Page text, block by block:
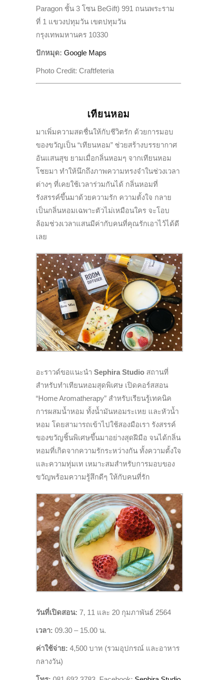
Paragon ชั้น 3 โซน BeGift) 991 ถนนพระราม
ที่ 1 แขวงปทุมวัน เขตปทุมวัน
กรุงเทพมหานคร 10330
ปักหมุด: Google Maps
Photo Credit: Craftfeteria
เทียนหอม
มาเพิ่มความสดชื่นให้กับชีวิตรัก ด้วยการมอบ
ของขวัญเป็น “เทียนหอม” ช่วยสร้างบรรยากาศ
อันแสนสุข ยามเมื่อกลิ่นหอมๆ จากเทียนหอม
โชยมา ทำให้นึกถึงภาพความทรงจำในช่วงเวลา
ต่างๆ ที่เคยใช้เวลาร่วมกันได้ กลิ่นหอมที่
รังสรรค์ขึ้นมาด้วยความรัก ความตั้งใจ กลาย
เป็นกลิ่นหอมเฉพาะตัวไม่เหมือนใคร จะโอบ
ล้อมช่วงเวลาแสนมีค่ากับคนที่คุณรักเอาไว้ได้ดี
เลย
อะราวด์ขอแนะนำ Sephira Studio สถานที่
สำหรับทำเทียนหอมสุดพิเศษ เปิดคอร์สสอน
“Home Aromatherapy” สำหรับเรียนรู้เทคนิค
การผสมน้ำหอม ทั้งน้ำมันหอมระเหย และหัวน้ำ
หอม โดยสามารถเข้าไปใช้สองมือเรา รังสรรค์
ของขวัญชิ้นพิเศษขึ้นมาอย่างสุดฝีมือ จนได้กลิ่น
หอมที่เกิดจากความรักระหว่างกัน ทั้งความตั้งใจ
และความทุ่มเท เหมาะสมสำหรับการมอบของ
ขวัญพร้อมความรู้สึกดีๆ ให้กับคนที่รัก
วันที่เปิดสอน: 7, 11 และ 20 กุมภาพันธ์ 2564
เวลา: 09.30 – 15.00 น.
ค่าใช้จ่าย: 4,500 บาท (รวมอุปกรณ์ และอาหาร
กลางวัน)